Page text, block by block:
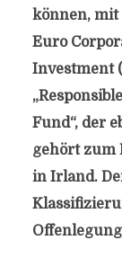
können, mit
Euro
Investment
Fund“, der
gehört zum
in Irland.